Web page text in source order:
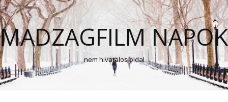
MADZAGFILM NAPOK
nem hivatalos oldal